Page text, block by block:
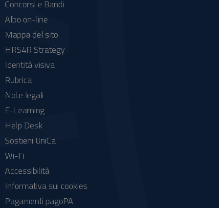
Concorsi e Bandi
Albo on-line
Mappa del sito
HRS4R Strategy
Identità visiva
Rubrica
Note legali
E-Learning
Help Desk
Sostieni UniCa
Wi-Fi
Accessibilità
Informativa sui cookies
Pagamenti pagoPA